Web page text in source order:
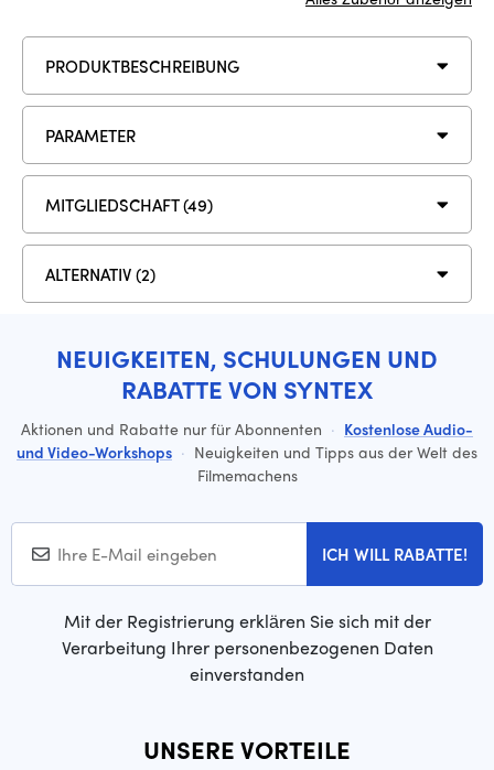
PRODUKTBESCHREIBUNG
PARAMETER
MITGLIEDSCHAFT (49)
ALTERNATIV (2)
NEUIGKEITEN, SCHULUNGEN UND
RABATTE VON SYNTEX
Aktionen und Rabatte nur für Abonnenten · Kostenlose Audio-
und Video-Workshops · Neuigkeiten und Tipps aus der Welt des
Filmemachens
ICH WILL RABATTE!
Mit der Registrierung erklären Sie sich mit der
Verarbeitung Ihrer personenbezogenen Daten
einverstanden
UNSERE VORTEILE